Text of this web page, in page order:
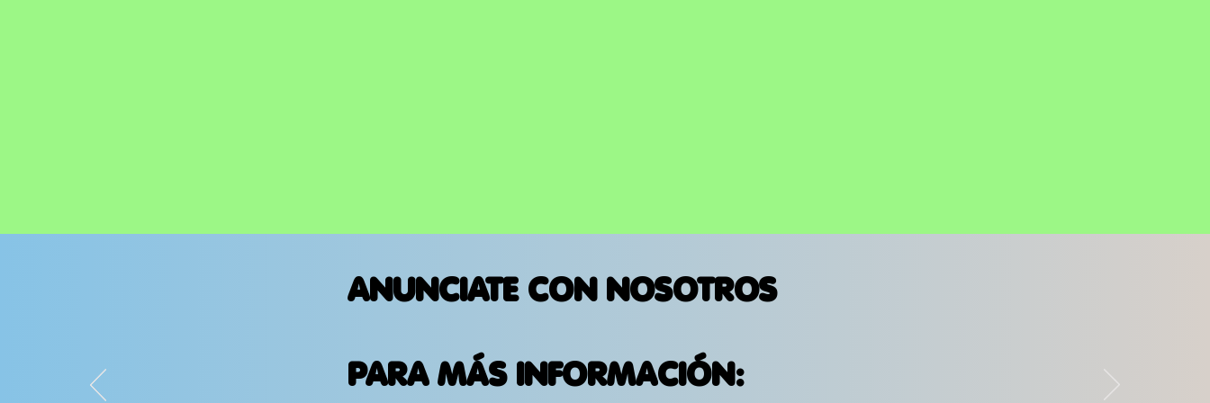
ANUNCIATE CON NOSOTROS
PARA MÁS INFORMACIÓN: